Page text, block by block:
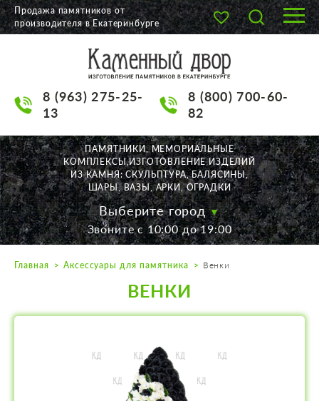
О КОМПАНИИ
НАШИ РАБОТЫ
АКЦИИ
ДОСТАВКА
КОНТАКТЫ
K2532513@yandex.ru
Пн. — Пт. с 10:00 до 19:00
Воскресенье по договор.
Продажа памятников от
производителя в Екатеринбурге
8 (963) 275-25-
13
8 (800) 700-60-
82
ПАМЯТНИКИ, МЕМОРИАЛЬНЫЕ
КОМПЛЕКСЫ,ИЗГОТОВЛЕНИЕ ИЗДЕЛИЙ
ИЗ КАМНЯ: СКУЛЬПТУРА, БАЛЯСИНЫ,
ШАРЫ, ВАЗЫ, АРКИ, ОГРАДКИ
Выберите город
Звоните с 10:00 до 19:00
Главная Аксессуары для памятника Венки
ВЕНКИ